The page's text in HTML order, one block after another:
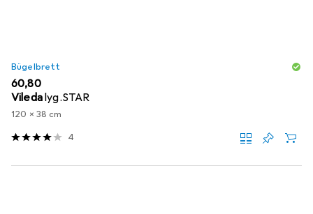
Bügelbrett
EUR
60,80
Viledalyg.STAR
120 x 38 cm
4